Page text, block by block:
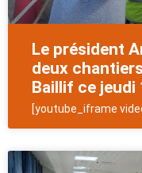
Le président
deux
Baillif ce jeudi
[youtube_iframe